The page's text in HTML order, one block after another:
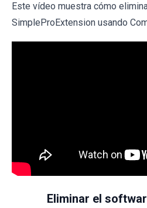
Este vídeo muestra cómo
SimpleProExtension usando
Eliminar el